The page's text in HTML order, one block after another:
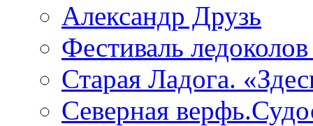
Александр Друзь
Фестиваль
Старая Ладога.
Северная